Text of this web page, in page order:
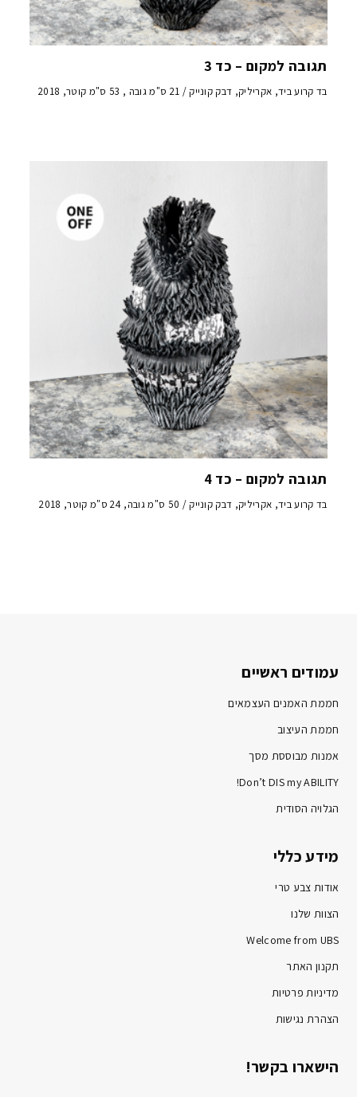
תגובה למקום – כד 3
בד קרוע ביד, אקריליק, דבק קונייק / 21 ס"מ גובה , 53 ס"מ קוטר, 2018
תגובה למקום – כד 4
בד קרוע ביד, אקריליק, דבק קונייק / 50 ס"מ גובה, 24 ס"מ קוטר, 2018
עמודים ראשיים
חממת האמנים העצמאים
חממת העיצוב
אמנות מבוססת מסך
Don’t DIS my ABILITY!
הגלויה הסודית
מידע כללי
אודות צבע טרי
הצוות שלנו
Welcome from UBS
תקנון האתר
מדיניות פרטיות
הצהרת נגישות
הישארו בקשר!